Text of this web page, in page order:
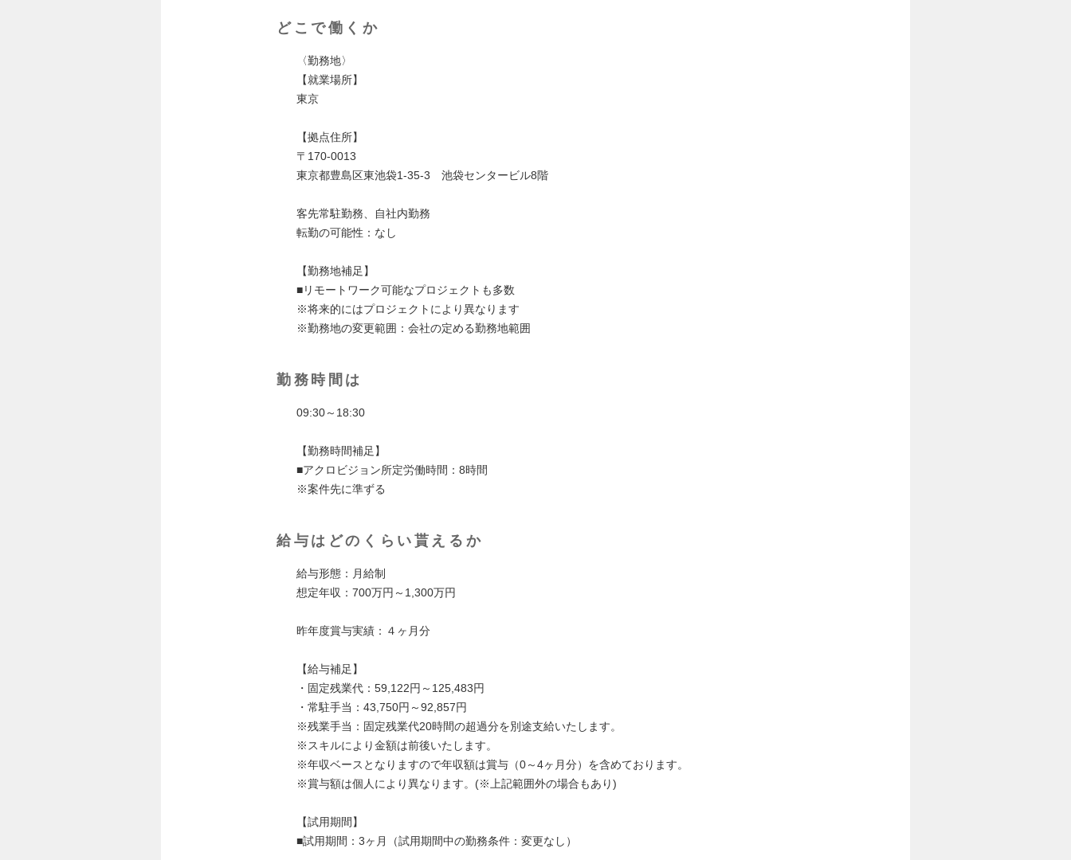
どこで働くか
〈勤務地〉
【就業場所】
東京
【拠点住所】
〒170-0013
東京都豊島区東池袋1-35-3 池袋センタービル8階
客先常駐勤務、自社内勤務
転勤の可能性：なし
【勤務地補足】
■リモートワーク可能なプロジェクトも多数
※将来的にはプロジェクトにより異なります
※勤務地の変更範囲：会社の定める勤務地範囲
勤務時間は
09:30～18:30
【勤務時間補足】
■アクロビジョン所定労働時間：8時間
※案件先に準ずる
給与はどのくらい貰えるか
給与形態：月給制
想定年収：700万円～1,300万円
昨年度賞与実績：４ヶ月分
【給与補足】
・固定残業代：59,122円～125,483円
・常駐手当：43,750円～92,857円
※残業手当：固定残業代20時間の超過分を別途支給いたします。
※スキルにより金額は前後いたします。
※年収ベースとなりますので年収額は賞与（0～4ヶ月分）を含めております。
※賞与額は個人により異なります。(※上記範囲外の場合もあり)
【試用期間】
■試用期間：3ヶ月（試用期間中の勤務条件：変更なし）